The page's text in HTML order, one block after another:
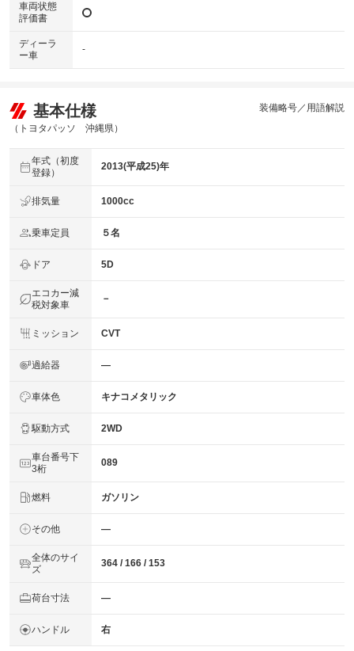
車両状態
評価書
ディーラ
ー車
-
基本仕様
（トヨタパッソ 沖縄県）
装備略号／用語解説
年式（初度
登録）
2013(平成25)年
排気量 1000cc
乗車定員 ５名
ドア 5D
エコカー減
税対象車
－
ミッション CVT
過給器 ―
車体色 キナコメタリック
駆動方式 2WD
車台番号下
3桁
089
燃料 ガソリン
その他 ―
全体のサイ
ズ
364 / 166 / 153
荷台寸法 ―
ハンドル 右